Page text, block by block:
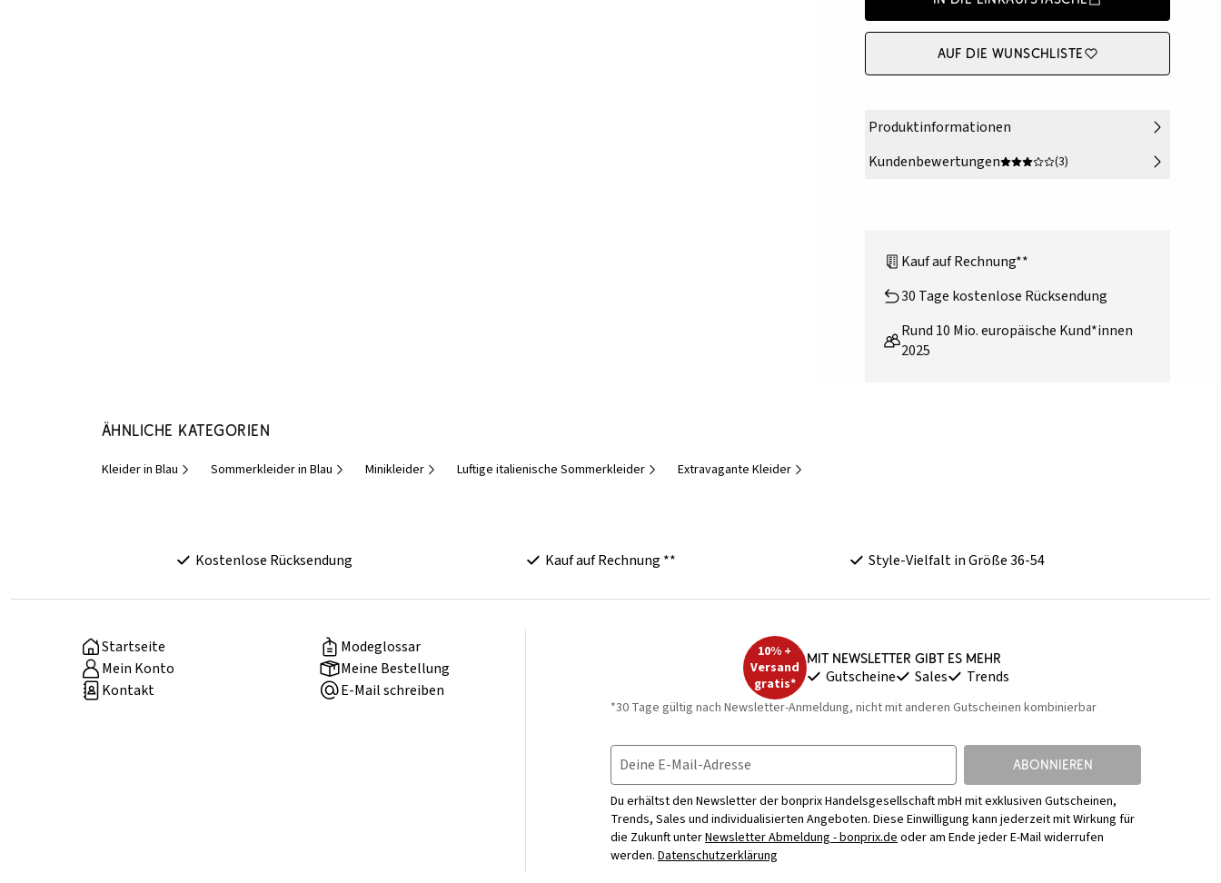
Auf die Wunschliste
Produktinformationen
Kundenbewertungen
(3)
Kauf auf Rechnung**
30 Tage kostenlose Rücksendung
Rund 10 Mio. europäische Kund*innen
2025
Ähnliche Kategorien
Kleider in Blau Sommerkleider in Blau Minikleider Luftige italienische Sommerkleider Extravagante Kleider
Kostenlose Rücksendung Kauf auf Rechnung ** Style-Vielfalt in Größe 36-54
Startseite
Modeglossar
Mein Konto
Meine Bestellung
Kontakt
E-Mail schreiben
10% +
Versand
gratis*
Mit Newsletter gibt es mehr
Gutscheine Sales Trends
*30 Tage gültig nach Newsletter-Anmeldung, nicht mit anderen Gutscheinen kombinierbar
Deine E-Mail-Adresse ABONNIEREN
Du erhältst den Newsletter der bonprix Handelsgesellschaft mbH mit exklusiven Gutscheinen,
Trends, Sales und individualisierten Angeboten. Diese Einwilligung kann jederzeit mit Wirkung für
die Zukunft unterNewsletter Abmeldung - bonprix.deoder am Ende jeder E-Mail widerrufen
werden. Datenschutzerklärung